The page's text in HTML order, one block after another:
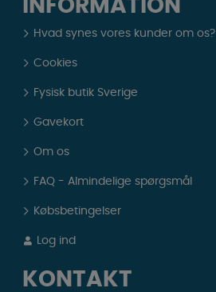
INFORMATION
Hvad synes vores kunder om os?
Cookies
Fysisk butik Sverige
Gavekort
Om os
FAQ - Almindelige spørgsmål
Købsbetingelser
Log ind
KONTAKT